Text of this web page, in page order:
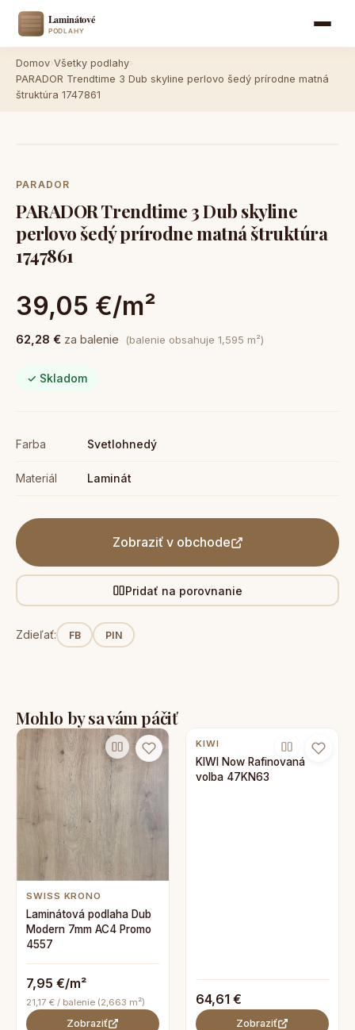
Domov Všetky podlahy
PARADOR Trendtime 3 Dub skyline perlovo šedý prírodne matná
štruktúra 1747861
PARADOR
PARADOR Trendtime 3 Dub skyline
perlovo šedý prírodne matná štruktúra
1747861
39,05 €/m²
62,28 € za balenie (balenie obsahuje 1,595 m²)
✓ Skladom
Farba Svetlohnedý
Materiál Laminát
Zobraziť v obchode
Pridať na porovnanie
Zdieľať: FB PIN
Mohlo by sa vám páčiť
SWISS KRONO
Laminátová podlaha Dub
Modern 7mm AC4 Promo
4557
7,95 €/m²
21,17 € / balenie (2,663 m²)
Zobraziť
KIWI
KIWI Now Rafinovaná
volba 47KN63
64,61 €
Zobraziť